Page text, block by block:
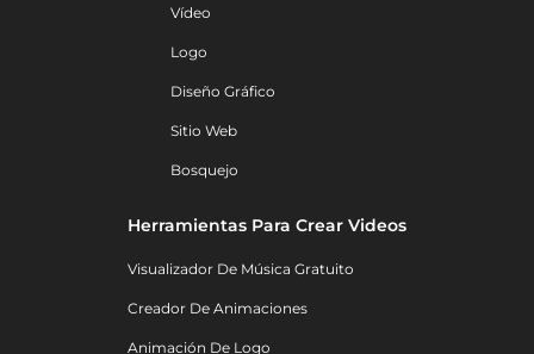
Vídeo
Logo
Diseño Gráfico
Sitio Web
Bosquejo
Herramientas Para Crear Videos
Visualizador De Música Gratuito
Creador De Animaciones
Animación De Logo